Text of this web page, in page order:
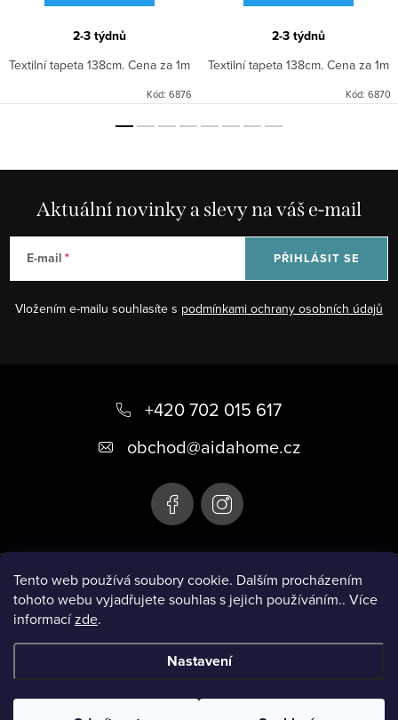
Tento web používá soubory cookie. Dalším procházením
tohoto webu vyjadřujete souhlas s jejich používáním.. Více
informacízde.
Nastavení
2-3 týdnů
Textilní tapeta 138cm. Cena za 1m
Kód: 6876
2-3 týdnů
Textilní tapeta 138cm. Cena za 1m
Kód: 6870
Aktuální novinky a slevy na váš e-mail
E-mail
Vložením e-mailu souhlasíte s podmínkami ochrany osobních údajů
PŘIHLÁSIT SE
Instagram
+420 702 015 617
obchod@aidahome.cz
Informace pro vás
nastavení cookies